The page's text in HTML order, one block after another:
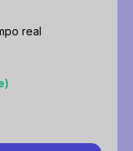
real